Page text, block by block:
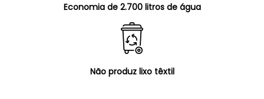
Economia de 2.700 litros de água
Não produz lixo têxtil